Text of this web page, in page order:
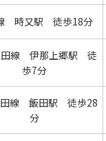
時又駅 徒歩18分
田線 伊那上郷駅 徒
歩7分
田線 飯田駅 徒歩28
分